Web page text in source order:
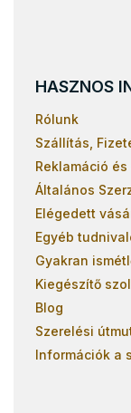
HASZNOS
Rólunk
Szállítás,
Reklamáció
Általános
Elégedett
Egyéb
Gyakran
Kiegészítő
Blog
Szerelési
Információk a